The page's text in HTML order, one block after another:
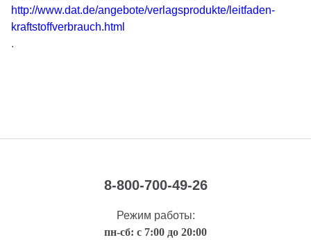
http://www.dat.de/angebote/verlagsprodukte/leitfaden-
kraftstoffverbrauch.html
.
8-800-700-49-26
Режим работы:
пн-сб: с 7:00 до 20:00